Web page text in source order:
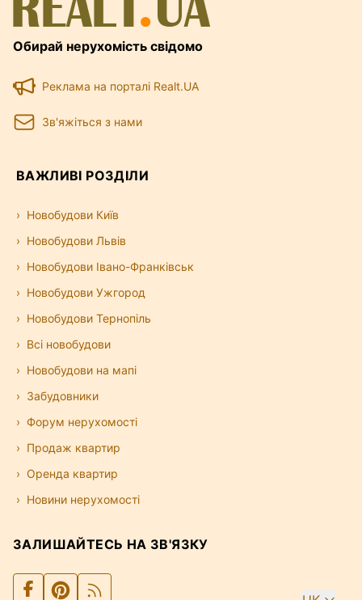
Обирай нерухомість свідомо
Реклама на порталі Realt.UA
Зв'яжіться з нами
ВАЖЛИВІ РОЗДІЛИ
Новобудови Київ
Новобудови Львів
Новобудови Івано-Франківськ
Новобудови Ужгород
Новобудови Тернопіль
Всі новобудови
Новобудови на мапі
Забудовники
Форум нерухомості
Продаж квартир
Оренда квартир
Новини нерухомості
ЗАЛИШАЙТЕСЬ НА ЗВ'ЯЗКУ